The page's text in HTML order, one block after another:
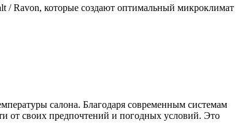
/ Ravon, которые создают оптимальный микроклимат
салона. Благодаря современным системам
от своих предпочтений и погодных условий. Это